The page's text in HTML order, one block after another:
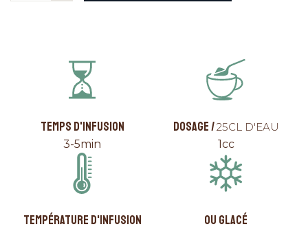
TEMPS D'INFUSION
3-5min
DOSAGE /25CL D'EAU
1cc
TEMPÉRATURE D'INFUSION OU GLACÉ